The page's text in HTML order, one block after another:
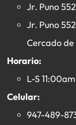
Jr. Puno
Jr. Puno
Cercado de
Horario:
L-S
Celular:
947-489-